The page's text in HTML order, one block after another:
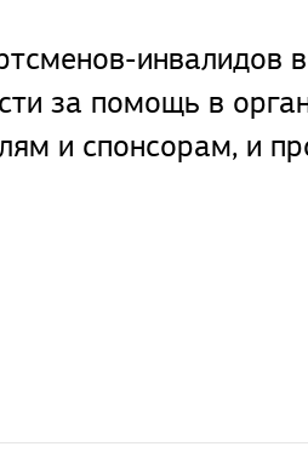
инвалидов
за помощь в
и спонсорам, и